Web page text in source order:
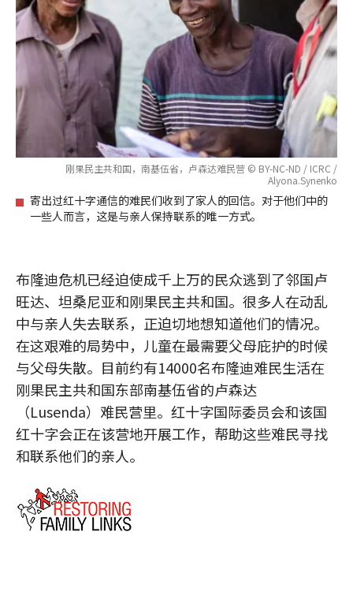
刚果民主共和国，南基伍省，卢森达难民营 © BY-NC-ND / ICRC /
Alyona.Synenko
寄出过红十字通信的难民们收到了家人的回信。对于他们中的
一些人而言，这是与亲人保持联系的唯一方式。
布隆迪危机已经迫使成千上万的民众逃到了邻国卢
旺达、坦桑尼亚和刚果民主共和国。很多人在动乱
中与亲人失去联系，正迫切地想知道他们的情况。
在这艰难的局势中，儿童在最需要父母庇护的时候
与父母失散。目前约有14000名布隆迪难民生活在
刚果民主共和国东部南基伍省的卢森达
（Lusenda）难民营里。红十字国际委员会和该国
红十字会正在该营地开展工作，帮助这些难民寻找
和联系他们的亲人。